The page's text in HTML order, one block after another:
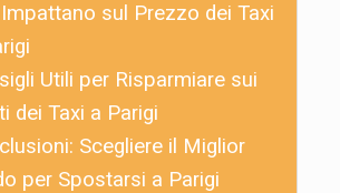
sul Prezzo dei Taxi
Utili per Risparmiare sui
dei Taxi a Parigi
Scegliere il Miglior
per Spostarsi a Parigi